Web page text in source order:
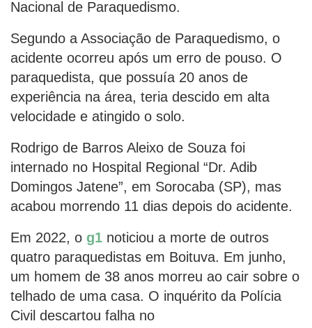
Nacional de Paraquedismo.
Segundo a Associação de Paraquedismo, o
acidente ocorreu após um erro de pouso. O
paraquedista, que possuía 20 anos de
experiência na área, teria descido em alta
velocidade e atingido o solo.
Rodrigo de Barros Aleixo de Souza foi
internado no Hospital Regional “Dr. Adib
Domingos Jatene”, em Sorocaba (SP), mas
acabou morrendo 11 dias depois do acidente.
Em 2022, o g1 noticiou a morte de outros
quatro paraquedistas em Boituva. Em junho,
um homem de 38 anos morreu ao cair sobre o
telhado de uma casa. O inquérito da Polícia
Civil descartou falha no